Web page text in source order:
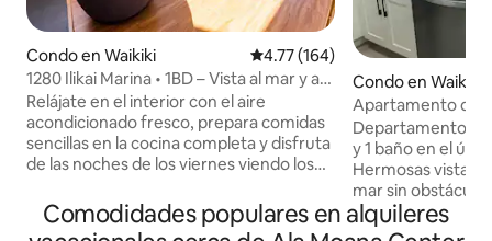
Condo en Waikiki Calificación promedio: 4.77 de
4.77 (164)
1280 Ilikai Marina • 1BD – Vista al mar y a
los fuegos artificiales
Relájate en el interior con el aire
acondicionado fresco, prepara comidas
sencillas en la cocina completa y disfruta
de las noches de los viernes viendo los
directamente desde el alojamiento, un
extra especial para tu escapada a la isla.
Condo en Waikiki
Apartamento de
último piso de
mar/fuegos
Departamento
y 1 baño en el
Hermosas vistas
mar sin
Julieta. ¡Disfrute
artificiales de los
Comodidades populares en alquileres